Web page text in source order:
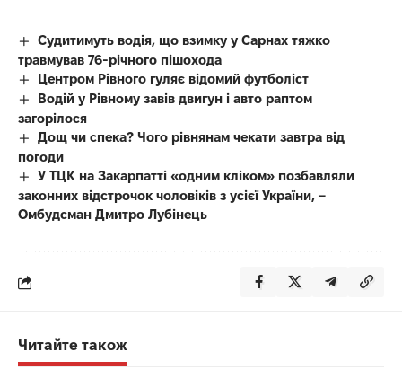
Судитимуть водія, що взимку у Сарнах тяжко
травмував 76-річного пішохода
Центром Рівного гуляє відомий футболіст
Водій у Рівному завів двигун і авто раптом
загорілося
Дощ чи спека? Чого рівнянам чекати завтра від
погоди
У ТЦК на Закарпатті «одним кліком» позбавляли
законних відстрочок чоловіків з усієї України, –
Омбудсман Дмитро Лубінець
Читайте також